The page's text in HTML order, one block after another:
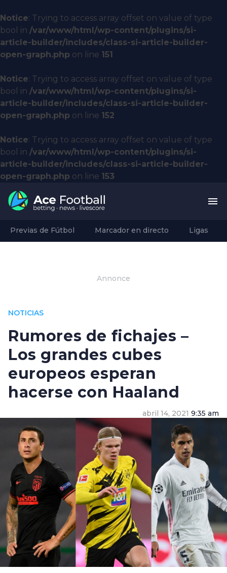
Notice: Trying to access array offset on value of type
bool in /var/www/html/wp-content/plugins/si-
article-builder/includes/class-si-article-builder-
open-graph.php on line 151
Notice: Trying to access array offset on value of type
bool in /var/www/html/wp-content/plugins/si-
article-builder/includes/class-si-article-builder-
open-graph.php on line 152
Notice: Trying to access array offset on value of type
bool in /var/www/html/wp-content/plugins/si-
article-builder/includes/class-si-article-builder-
open-graph.php on line 153
Previas de Fútbol Marcador en directo Ligas
Annonce
NOTICIAS
Rumores de fichajes –
Los grandes cubes
europeos esperan
hacerse con Haaland
abril 14, 2021 9:35 am